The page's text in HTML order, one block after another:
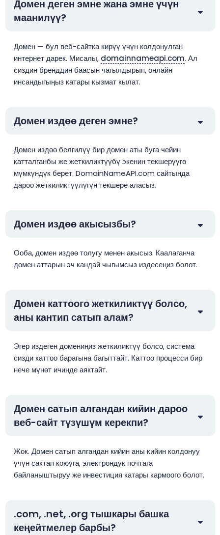
Домен деген эмне жана эмне үчүн
маанилүү?
Домен — бул веб-сайтка кирүү үчүн колдонулган
интернет дарек. Мисалы, domainnameapi.com. Ал
сиздин бренддин баасын чагылдырып, онлайн
инсандыгыңыз катары кызмат кылат.
Домен издөө деген эмне?
Домен издөө белгилүү бир домен аты буга чейин
катталганбы же жеткиликтүүбү экенин текшерүүгө
мүмкүндүк берет. DomainNameAPI.com сайтында
дароо жеткиликтүүлүгүн текшере аласыз.
Домен издөө акысызбы?
Ооба, домен издөө толугу менен акысыз. Каалаганча
домен аттарын эч кандай чыгымсыз издесеңиз болот.
Домен каттоого жеткиликтүү болсо,
аны кантип сатып алам?
Эгер издеген домениңиз жеткиликтүү болсо, система
сизди каттоо барагына багыттайт. Каттоо процесси бир
нече мүнөт ичинде аяктайт.
Домен сатып алгандан кийин дароо
веб-сайт түзүшүм керекпи?
Жок. Домен сатып алгандан кийин аны кийин колдонуу
үчүн сактап коюуга, электрондук почтага
байланыштыруу же инвестиция катары кармоого болот.
.com, .net, .org тышкары башка
кеңейтмелер барбы?